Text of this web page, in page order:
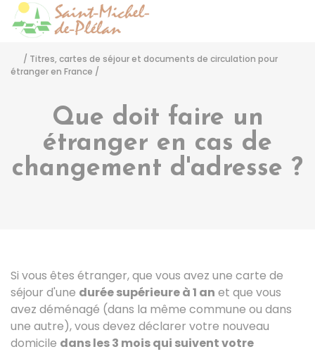
/ Titres, cartes de séjour et documents de circulation pour
étranger en France /
Que doit faire un
étranger en cas de
changement d'adresse ?
Si vous êtes étranger, que vous avez une carte de
séjour d'une durée supérieure à 1 an et que vous
avez déménagé (dans la même commune ou dans
une autre), vous devez déclarer votre nouveau
domicile dans les 3 mois qui suivent votre